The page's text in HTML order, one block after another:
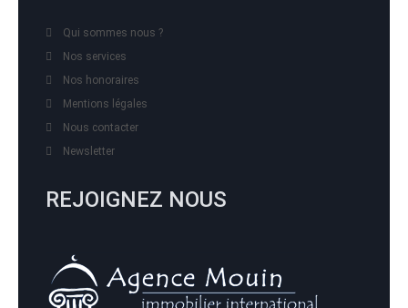
Qui sommes nous ?
Nos services
Nos honoraires
Mentions légales
Nous contacter
Newsletter
REJOIGNEZ NOUS